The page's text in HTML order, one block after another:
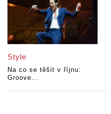
Style
Na co se těšit v říjnu:
Groove...